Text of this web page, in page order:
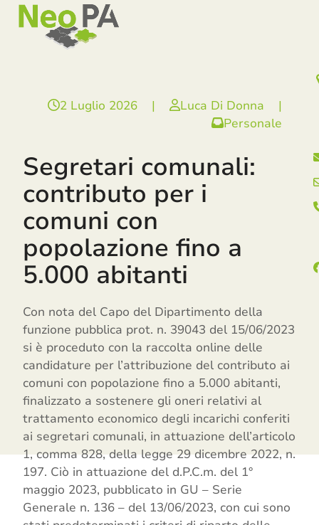
SkipOpen
mobile
menu
Close
mobile
menu
2 Luglio 2026 | Luca Di Donna
|
Personale
Segretari comunali:
contributo per i
comuni con
popolazione fino a
5.000 abitanti
Con nota del Capo del Dipartimento della
funzione pubblica prot. n. 39043 del 15/06/2023
si è proceduto con la raccolta online delle
candidature per l’attribuzione del contributo ai
comuni con popolazione fino a 5.000 abitanti,
finalizzato a sostenere gli oneri relativi al
trattamento economico degli incarichi conferiti
ai segretari comunali, in attuazione dell’articolo
1, comma 828, della legge 29 dicembre 2022, n.
197. Ciò in attuazione del d.P.C.m. del 1°
maggio 2023, pubblicato in GU – Serie
Generale n. 136 – del 13/06/2023, con cui sono